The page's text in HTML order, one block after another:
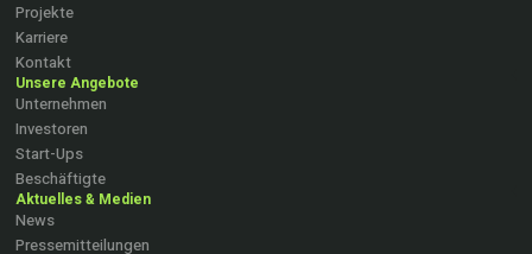
Projekte
Karriere
Kontakt
Unsere Angebote
Unternehmen
Investoren
Start-Ups
Beschäftigte
Aktuelles & Medien
News
Pressemitteilungen